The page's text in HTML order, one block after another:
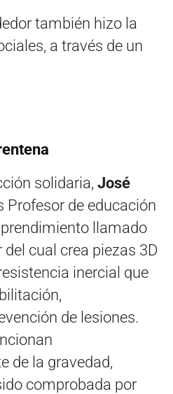
también hizo la
a través de un
solidaria, José
Profesor de educación
llamado
del cual crea piezas 3D
inercial que
de lesiones.
de la gravedad,
comprobada por